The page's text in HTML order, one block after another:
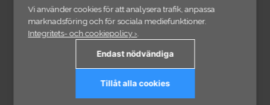
Integritetspolicy
Vi använder cookies för att analysera trafik, anpassa
marknadsföring och för sociala mediefunktioner.
Integritets- och cookiepolicy ›.
Endast nödvändiga
Tillåt alla cookies